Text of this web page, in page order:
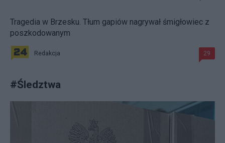
Tragedia w Brzesku. Tłum gapiów nagrywał śmigłowiec z
poszkodowanym
Redakcja 29
#Śledztwa